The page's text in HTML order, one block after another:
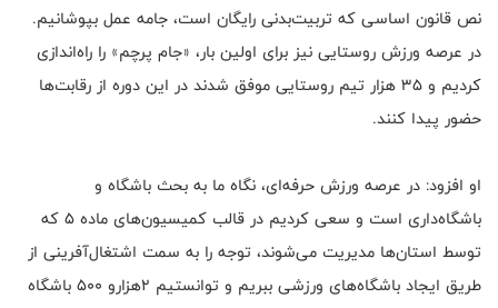
نص قانون اساسی که تربیت‌بدنی رایگان است، جامه عمل بپوشانیم.
در عرصه ورزش روستایی نیز برای اولین بار، «جام پرچم» را راه‌اندازی
کردیم و ۳۵ هزار تیم روستایی موفق شدند در این دوره از رقابت‌ها
حضور پیدا کنند.
او افزود: در عرصه ورزش حرفه‌ای، نگاه ما به بحث باشگاه و
باشگاه‌داری است و سعی کردیم در قالب کمیسیون‌های ماده ۵ که
توسط استان‌ها مدیریت می‌شوند، توجه را به سمت اشتغال‌آفرینی از
طریق ایجاد باشگاه‌های ورزشی ببریم و توانستیم ۲هزارو ۵۰۰ باشگاه